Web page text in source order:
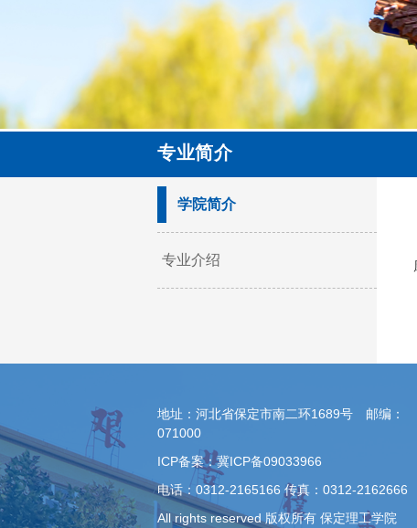
专业简介
学院简介
专业介绍
地址：河北省保定市南二环1689号 邮编：
071000
ICP备案：冀ICP备09033966
电话：0312-2165166 传真：0312-2162666
All rights reserved 版权所有 保定理工学院